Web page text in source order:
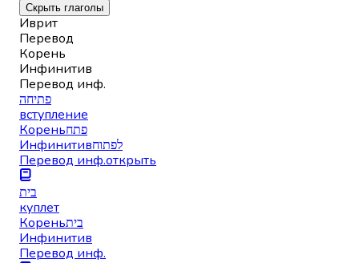
Скрыть глаголы
Иврит
Перевод
Корень
Инфинитив
Перевод инф.
פתיחה
вступление
Кореньפתח
Инфинитивלפתוח
Перевод инф.открыть
בית
куплет
Кореньבית
Инфинитив
Перевод инф.